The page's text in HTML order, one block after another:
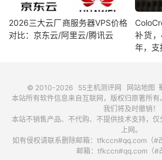
2026三大云厂商服务器VPS价格
对比：京东云/阿里云/腾讯云
补货
年，
© 2010-2026 55主机测评网 网站地图
本站所有软件信息来自互联网，版权归原著所有
我们将及时撤销！
本站不销售产品、不代购、不提供技术支持，
上网。
如有侵权请联系删除邮箱：tfkccn#qq.com（#
邮箱：tfkccn#qq.com（#